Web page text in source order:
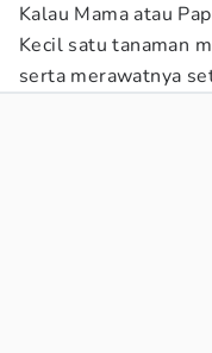
Kalau Mama atau
Kecil satu tanaman
serta merawatnya